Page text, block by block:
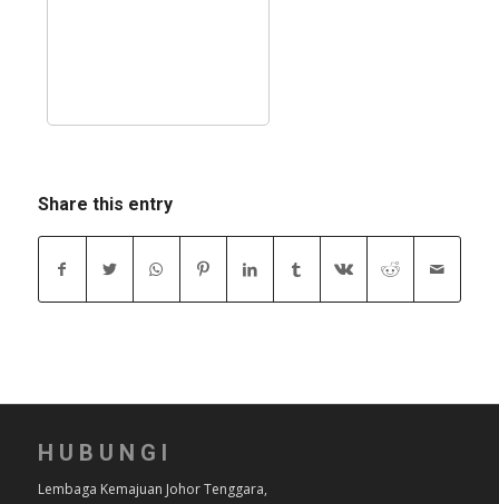
Share this entry
HUBUNGI
Lembaga Kemajuan Johor Tenggara,